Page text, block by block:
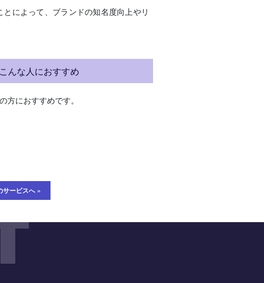
によって、ブランドの知名度向上やリ
んな人におすすめ
方におすすめです。
サービスへ »